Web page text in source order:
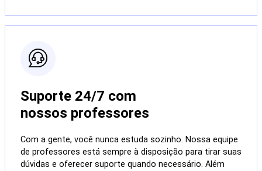
Suporte 24/7 com
nossos professores
Com a gente, você nunca estuda sozinho. Nossa equipe
de professores está sempre à disposição para tirar suas
dúvidas e oferecer suporte quando necessário. Além